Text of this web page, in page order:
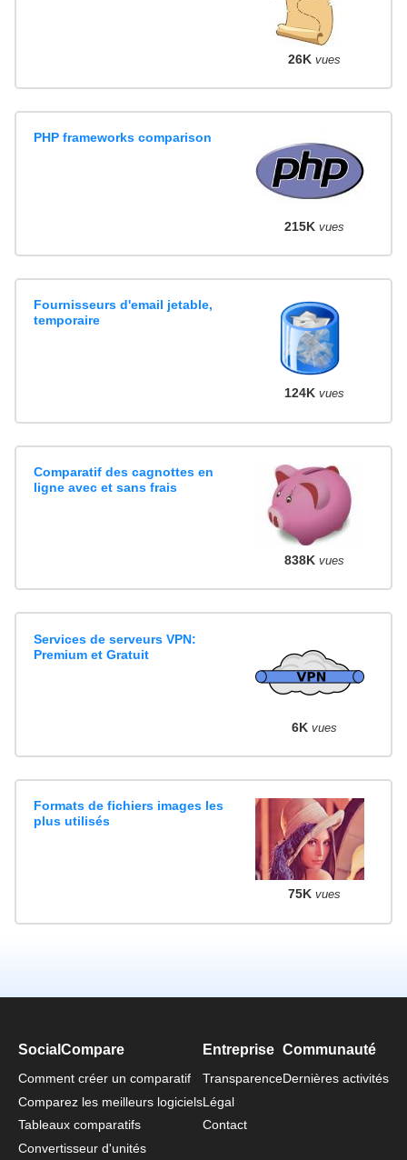
26K vues
PHP frameworks comparison
215K vues
Fournisseurs d'email jetable,
temporaire
124K vues
Comparatif des cagnottes en
ligne avec et sans frais
838K vues
Services de serveurs VPN:
Premium et Gratuit
6K vues
Formats de fichiers images les
plus utilisés
75K vues
SocialCompare
Comment créer un comparatif
Comparez les meilleurs logiciels
Tableaux comparatifs
Convertisseur d'unités
Entreprise
Transparence
Légal
Contact
Communauté
Dernières activités